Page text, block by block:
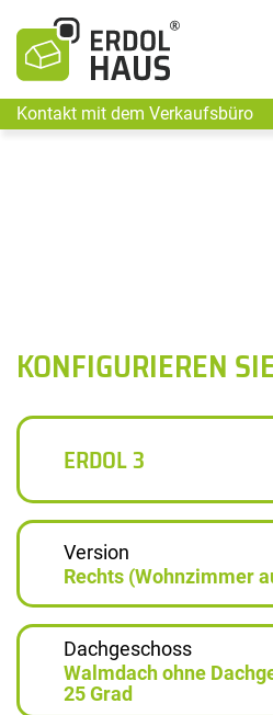
Kontakt mit dem Verkaufsbüro
KONFIGURIEREN
ERDOL 3
Version
Rechts (Wohnzimmer
Dachgeschoss
Walmdach ohne
25 Grad